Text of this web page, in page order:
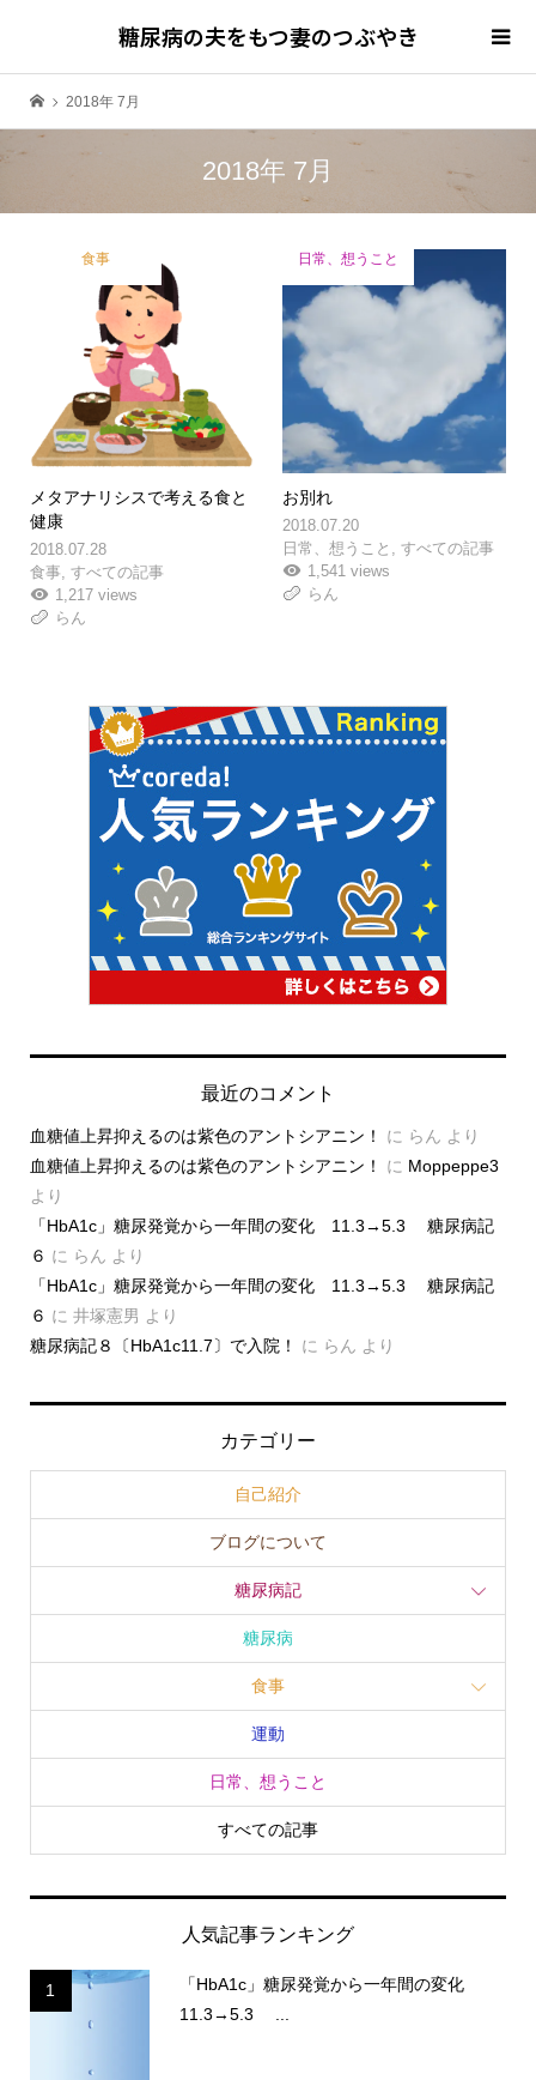
糖尿病の夫をもつ妻のつぶやき
2018年 7月
2018年 7月
食事
メタアナリシスで考える食と
健康
2018.07.28
食事 すべての記事
1,217 views
らん
日常、想うこと
お別れ
2018.07.20
日常、想うこと
,すべての記事
1,541 views
らん
最近のコメント
血糖値上昇抑えるのは紫色のアントシアニン！ に らん より
血糖値上昇抑えるのは紫色のアントシアニン！
に Moppeppe3
より
「HbA1c」糖尿発覚から一年間の変化 11.3→5.3 糖尿病記
６ に らん より
「HbA1c」糖尿発覚から一年間の変化 11.3→5.3 糖尿病記
６ に 井塚憲男 より
糖尿病記８〔HbA1c11.7〕で入院！
に らん より
カテゴリー
自己紹介
ブログについて
糖尿病記
糖尿病
食事
運動
日常、想うこと
すべての記事
人気記事ランキング
1
「HbA1c」糖尿発覚から一年間の変化
11.3→5.3 ...